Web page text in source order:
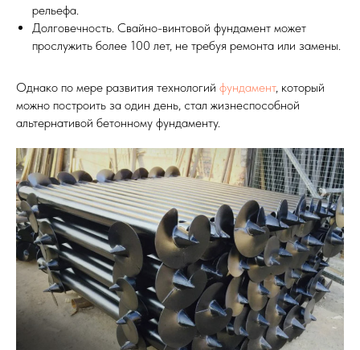
рельефа.
Долговечность. Свайно-винтовой фундамент может
прослужить более 100 лет, не требуя ремонта или замены.
Однако по мере развития технологий фундамент, который
можно построить за один день, стал жизнеспособной
альтернативой бетонному фундаменту.